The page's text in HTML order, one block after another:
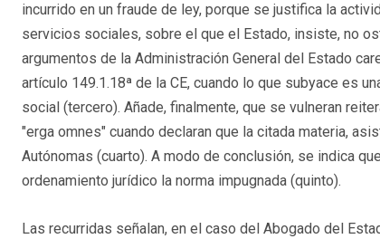
incurrido en un fraude de ley, porque se justifica la
servicios sociales, sobre el que el Estado, insiste, no
argumentos de la Administración General del Estado
artículo 149.1.18ª de la CE, cuando lo que subyace es
social (tercero). Añade, finalmente, que se vulneran
"erga omnes" cuando declaran que la citada materia,
Autónomas (cuarto). A modo de conclusión, se indica
ordenamiento jurídico la norma impugnada (quinto).
Las recurridas señalan, en el caso del Abogado del